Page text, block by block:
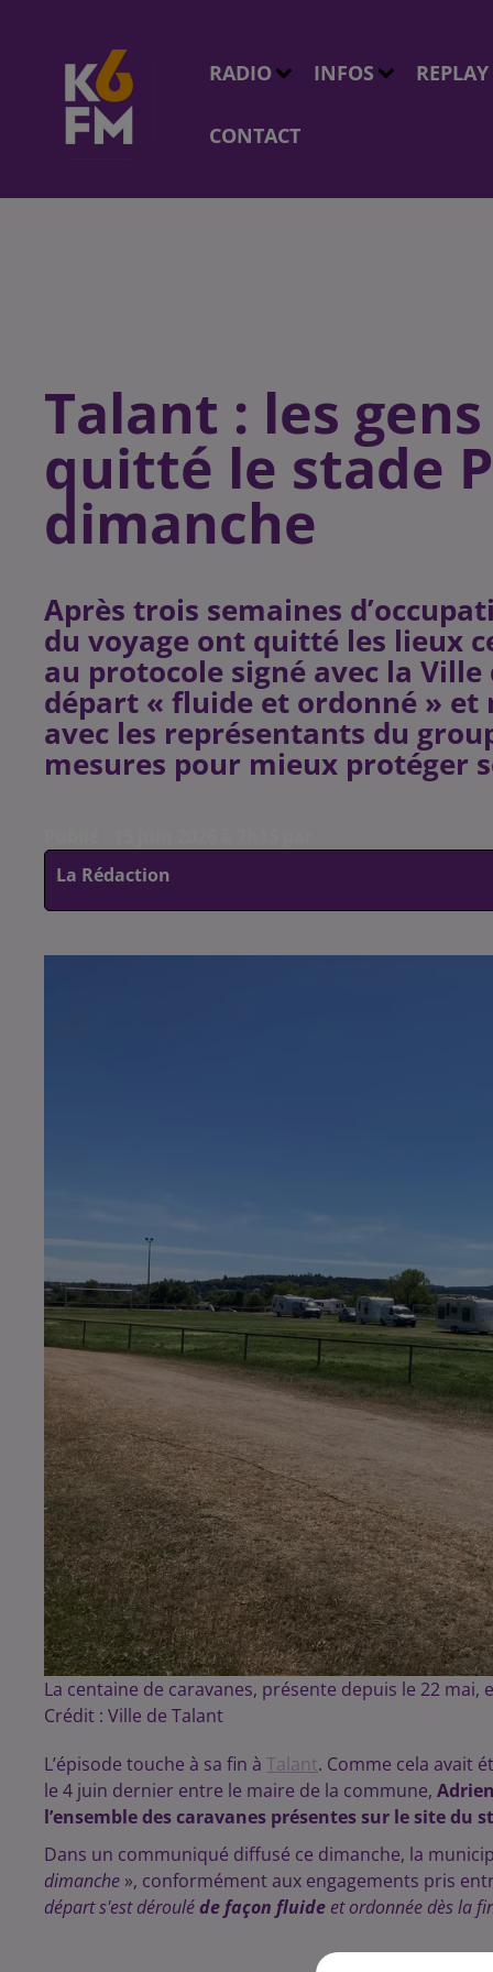
RADIO INFOS REPLAY
CONTACT
Talant : les
quitté le stade
dimanche
Après trois semaines
du voyage ont quitté les lieux
au protocole signé avec la
départ « fluide et ordonné »
avec les représentants du
mesures pour mieux protéger
La Rédaction
La centaine de caravanes, présente depuis le 22 mai,
Crédit : Ville de Talant
L’épisode touche à sa fin à Talant. Comme cela avait
le 4 juin dernier entre le maire de la commune,
l’ensemble des caravanes présentes sur le site du
Dans un communiqué diffusé ce dimanche, la
dimanche », conformément aux engagements pris
départ s'est dérouléde façon fluide et ordonnée dès la